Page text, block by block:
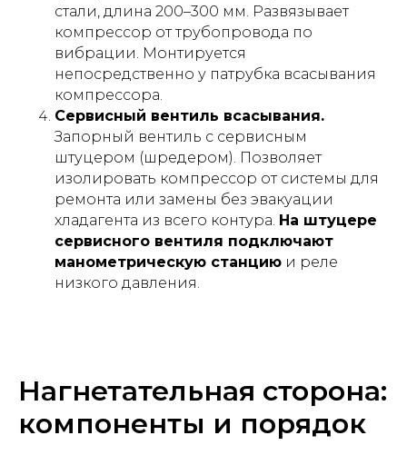
стали, длина 200–300 мм. Развязывает
компрессор от трубопровода по
вибрации. Монтируется
непосредственно у патрубка всасывания
компрессора.
Сервисный вентиль всасывания.
Запорный вентиль с сервисным
штуцером (шредером). Позволяет
изолировать компрессор от системы для
ремонта или замены без эвакуации
хладагента из всего контура. На штуцере
сервисного вентиля подключают
манометрическую станцию и реле
низкого давления.
Нагнетательная сторона:
компоненты и порядок